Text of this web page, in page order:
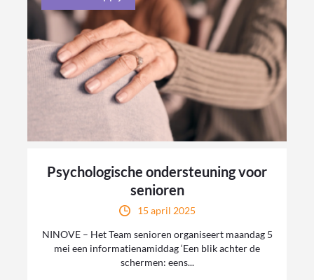
Psychologische ondersteuning voor
senioren
15 april 2025
NINOVE – Het Team senioren organiseert maandag 5
mei een informatienamiddag ‘Een blik achter de
schermen: eens...